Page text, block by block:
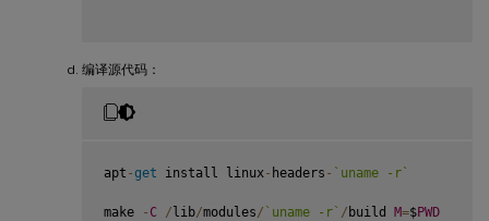
编译源代码：
apt -get install linux- headers - ` uname -r`
make - C /lib/modules/ ` uname -r` / build M=$PWD